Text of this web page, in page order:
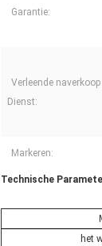
Garantie:
Verleende naverkoop
Dienst:
Markeren:
Technische
het